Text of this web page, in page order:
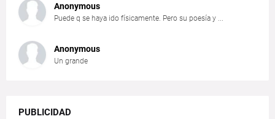
Anonymous
Puede q se haya ido físicamente. Pero su poesía y ...
Anonymous
Un grande
PUBLICIDAD